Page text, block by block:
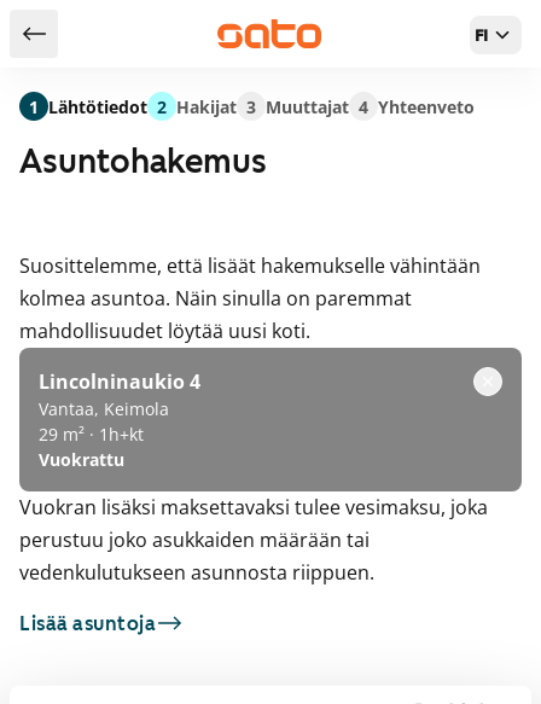
Takaisin hakutuloksiin FI
Asuntohakemus
Suosittelemme, että lisäät hakemukselle vähintään
kolmea asuntoa. Näin sinulla on paremmat
mahdollisuudet löytää uusi koti.
Lincolninaukio 4
Vantaa, Keimola
29 m² · 1h+kt
Vuokrattu
Vuokran lisäksi maksettavaksi tulee vesimaksu, joka
perustuu joko asukkaiden määrään tai
vedenkulutukseen asunnosta riippuen.
Lisää asuntoja
1 Lähtötiedot 2 Hakijat 3 Muuttajat 4 Yhteenveto